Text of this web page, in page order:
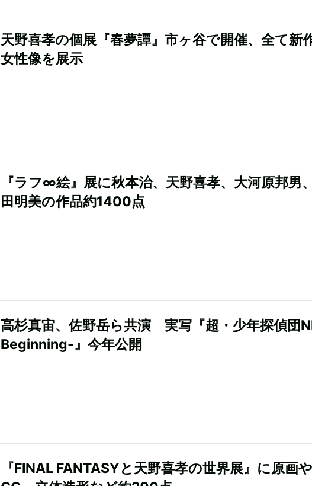
天野喜孝の個展『春夢譚』市ヶ谷で開催、全て新
女性像を展示
『ラフ∞絵』展に秋本治、天野喜孝、大河原邦男
田明美の作品約1400点
高杉真宙、佐野岳ら共演 実写『超・少年探偵団
Beginning-』今年公開
『FINAL FANTASYと天野喜孝の世界展』に原画や